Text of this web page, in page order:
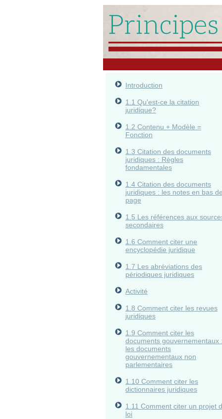
Introduction
1.1 Qu'est-ce la citation
juridique?
1.2 Contenu + Modèle =
Fonction
1.3 Citation des documents
juridiques : Règles
fondamentales
1.4 Citation des documents
juridiques : les notes en bas
page
1.5 Les références aux
secondaires
1.6 Comment citer une
encyclopédie juridique
1.7 Les abréviations des
périodiques juridiques
Activité
1.8 Comment citer les revues
juridiques
1.9 Comment citer les
documents gouvernementaux
les documents
gouvernementaux non
parlementaires
1.10 Comment citer les
dictionnaires juridiques
1.11 Comment citer un projet
loi